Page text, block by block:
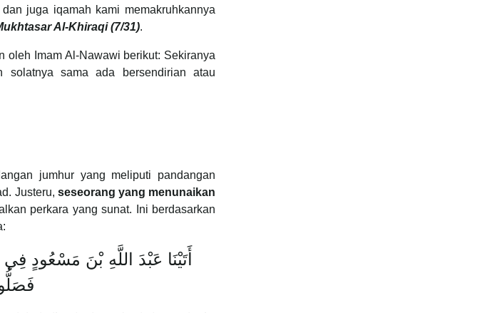
juga iqamah kami memakruhkannya
Al-Khiraqi (7/31).
oleh Imam Al-Nawawi berikut: Sekiranya
solatnya sama ada bersendirian atau
jumhur yang meliputi pandangan
Justeru, seseorang yang menunaikan
perkara yang sunat. Ini berdasarkan
أَتَيْنَا عَبْدَ اللَّهِ بْنَ مَسْعُودٍ